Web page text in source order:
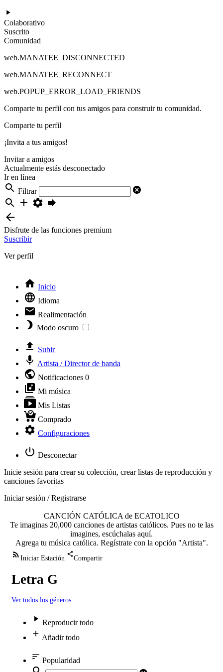
Colaborativo
Suscrito
Comunidad
web.MANATEE_DISCONNECTED
web.MANATEE_RECONNECT
web.POPUP_ERROR_LOAD_FRIENDS
Comparte tu perfil con tus amigos para construir tu comunidad.
Comparte tu perfil
¡Invita a tus amigos!
Invitar a amigos
Actualmente estás desconectado
Ir en línea
Filtrar
Disfrute de las funciones premium
Suscribir
Ver perfil
Inicio
Idioma
Realimentación
Modo oscuro
Subir
Artista / Director de banda
Notificaciones 0
Mi música
Mis Listas
Comprado
Configuraciones
Desconectar
Inicie sesión para crear su colección, crear listas de reproducción y
canciones favoritas
Iniciar sesión / Registrarse
CANCIÓN CATÓLICA de ECATOLICO
Te imaginas 20,000 canciones de artistas católicos. Pues no te las
imagines, escúchalas aquí.
Agrega tu música católica. Regístrate con la opción "Artista".
Iniciar Estación Compartir
Letra G
Ver todos los géneros
Reproducir todo
Añadir todo
Popularidad